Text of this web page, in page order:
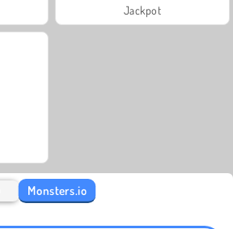
Jackpot
Monsters.io